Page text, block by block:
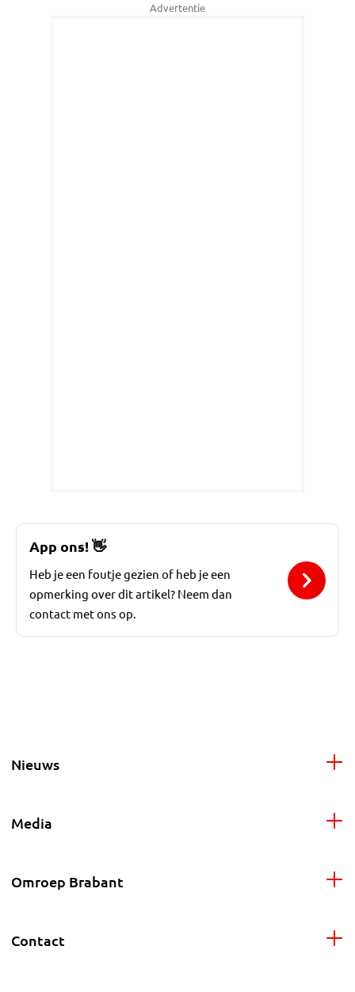
Advertentie
App ons!👋
Heb je een foutje gezien of heb je een
opmerking over dit artikel? Neem dan
contact met ons op.
Nieuws
Media
Omroep Brabant
Contact